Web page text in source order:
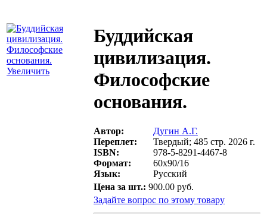
Увеличить
Буддийская
цивилизация.
Философские
основания.
Автор:
Дугин А.Г.
Переплет:
Твердый; 485 стр. 2026 г.
ISBN:
978-5-8291-4467-8
Формат:
60х90/16
Язык:
Русский
Цена за шт.: 900.00 руб.
Задайте вопрос по этому товару